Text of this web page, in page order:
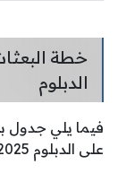
خطة
الدبلوم
فيما يلي جدول
على الدبلوم 2025: